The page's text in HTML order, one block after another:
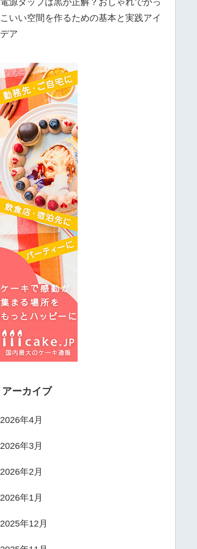
こいい空間を作るための基本と実践アイ
デア
アーカイブ
2026年4月
2026年3月
2026年2月
2026年1月
2025年12月